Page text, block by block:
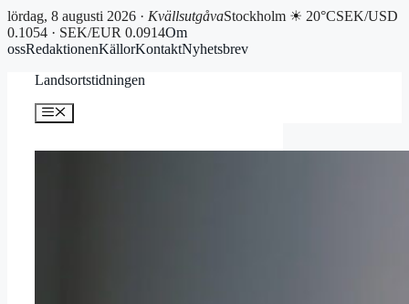
lördag, 8 augusti 2026 · KvällsutgåvaStockholm ☀ 20°CSEK/USD
0.1054 · SEK/EUR 0.0914Om
ossRedaktionenKällorKontaktNyhetsbrev
Landsortstidningen
Meny